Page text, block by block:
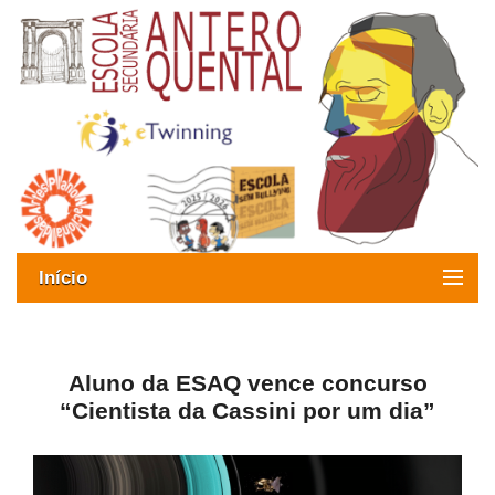
Início
Oferta formativa
ESAQ sem Bullying
Aluno da ESAQ vence concurso
“Cientista da Cassini por um dia”